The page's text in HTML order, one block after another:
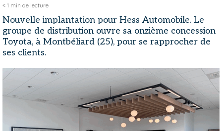
< 1 min de lecture
Nouvelle implantation pour Hess Automobile. Le
groupe de distribution ouvre sa onzième concession
Toyota, à Montbéliard (25), pour se rapprocher de
ses clients.